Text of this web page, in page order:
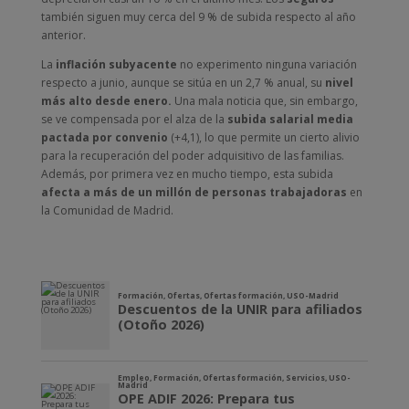
también siguen muy cerca del 9 % de subida respecto al año
anterior.
La inflación subyacente no experimento ninguna variación
respecto a junio, aunque se sitúa en un 2,7 % anual, su nivel
más alto desde enero. Una mala noticia que, sin embargo,
se ve compensada por el alza de la subida salarial media
pactada por convenio (+4,1), lo que permite un cierto alivio
para la recuperación del poder adquisitivo de las familias.
Además, por primera vez en mucho tiempo, esta subida
afecta a más de un millón de personas trabajadoras en
la Comunidad de Madrid.